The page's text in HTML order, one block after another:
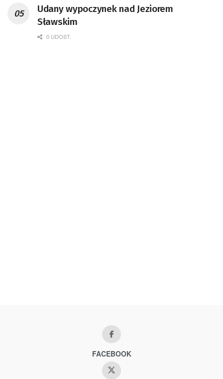
Udany wypoczynek nad Jeziorem
Sławskim
0 UDOST.
FACEBOOK